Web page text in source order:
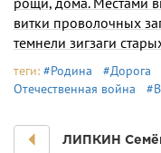
витки проволочных
темнели зигзаги
теги: #Родина #Дорога
Отечественная война
ЛИПКИН